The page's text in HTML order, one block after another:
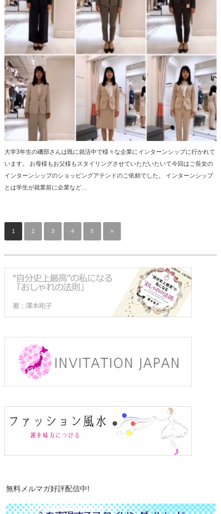
大学3年生の磯部さんは既に就活中で様々な企業にインターンシップに行かれて
います。 お母様もお父様もスタイリングさせていただいたいて今回はご長女の
インターンシップのショッピングアテンドのご依頼でした。 インターンシップ
とは学生が就業前に企業など…
1 2 3 4 5 »
無料メルマガ好評配信中!